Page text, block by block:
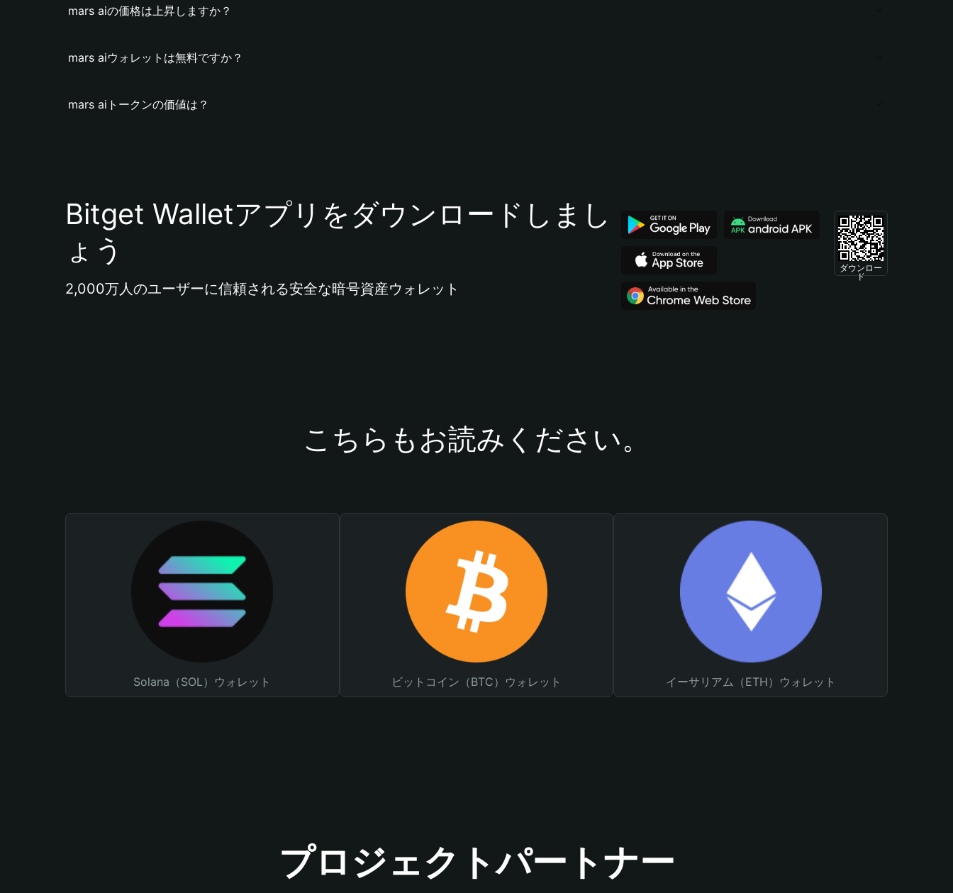
mars aiの価格は上昇しますか？
mars aiウォレットは無料ですか？
mars aiトークンの価値は？
Bitget Walletアプリをダウンロードしまし
ょう
2,000万人のユーザーに信頼される安全な暗号資産ウォレット
ダウンロー
ド
こちらもお読みください。
Solana（SOL）ウォレット ビットコイン（BTC）ウォレット イーサリアム（ETH）ウォレット
プロジェクトパートナー